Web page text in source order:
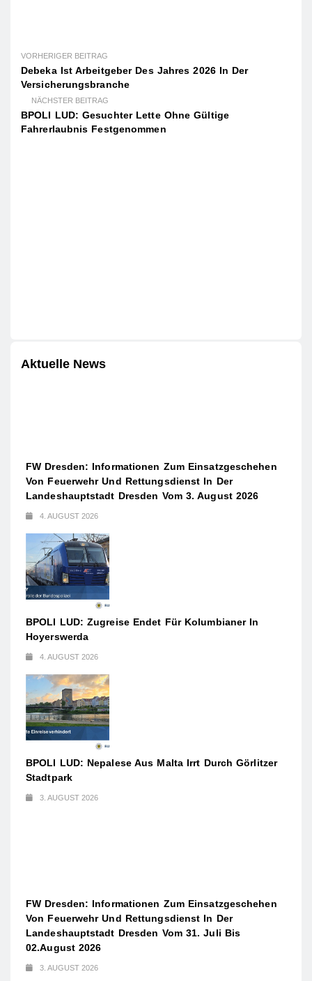
VORHERIGER BEITRAG
Debeka Ist Arbeitgeber Des Jahres 2026 In Der
Versicherungsbranche
NÄCHSTER BEITRAG
BPOLI LUD: Gesuchter Lette Ohne Gültige
Fahrerlaubnis Festgenommen
Aktuelle News
FW Dresden: Informationen Zum Einsatzgeschehen
Von Feuerwehr Und Rettungsdienst In Der
Landeshauptstadt Dresden Vom 3. August 2026
4. AUGUST 2026
BPOLI LUD: Zugreise Endet Für Kolumbianer In
Hoyerswerda
4. AUGUST 2026
BPOLI LUD: Nepalese Aus Malta Irrt Durch Görlitzer
Stadtpark
3. AUGUST 2026
FW Dresden: Informationen Zum Einsatzgeschehen
Von Feuerwehr Und Rettungsdienst In Der
Landeshauptstadt Dresden Vom 31. Juli Bis
02.August 2026
3. AUGUST 2026